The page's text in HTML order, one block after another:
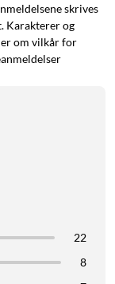
bevegelser i ditt
skrives
Karakterer og
om vilkår for
22
8